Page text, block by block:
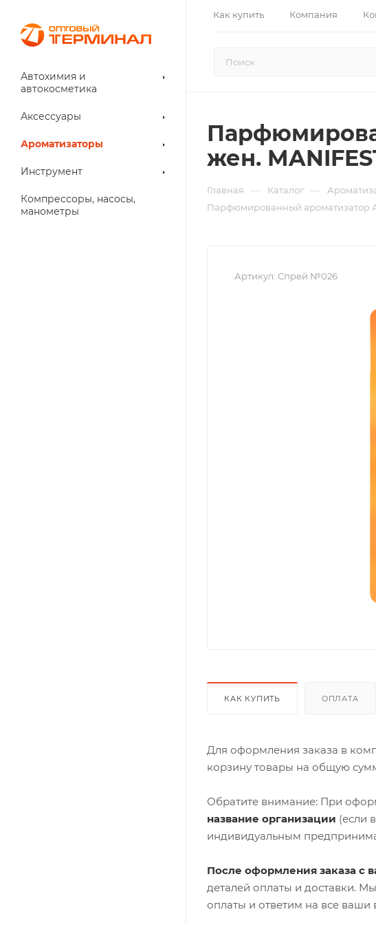
Как купить Компания
Автохимия и
автокосметика
Аксессуары
Ароматизаторы
Инструмент
Компрессоры, насосы,
манометры
жен.
Главная — Каталог —
Парфюмированный ароматизатор
Артикул: Спрей №026
КАК КУПИТЬ ОПЛАТА
Для оформления заказа в
корзину товары на общую
Обратите внимание: При
название организации (если
индивидуальным
После оформления заказа с
деталей оплаты и доставки.
оплаты и ответим на все ваши